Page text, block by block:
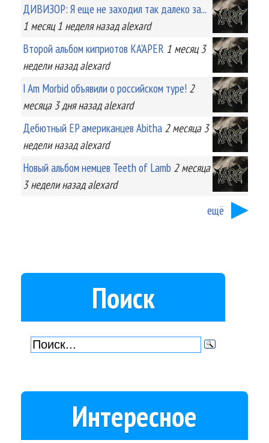
ДИВИЗОР: Я еще не заходил так далеко за...
1 месяц 1 неделяназад alexard
Второй альбом киприотов KA'APER 1 месяц 3
неделиназад alexard
I Am Morbid объявили о российском туре! 2
месяца 3 дняназад alexard
Дебютный EP американцев Abitha 2 месяца 3
неделиназад alexard
Новый альбом немцев Teeth of Lamb 2 месяца
3 неделиназад alexard
ещё
Поиск
Интересное